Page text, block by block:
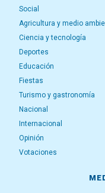
Social
Agricultura y medio
Ciencia y tecnología
Deportes
Educación
Fiestas
Turismo y gastronomía
Nacional
Internacional
Opinión
Votaciones